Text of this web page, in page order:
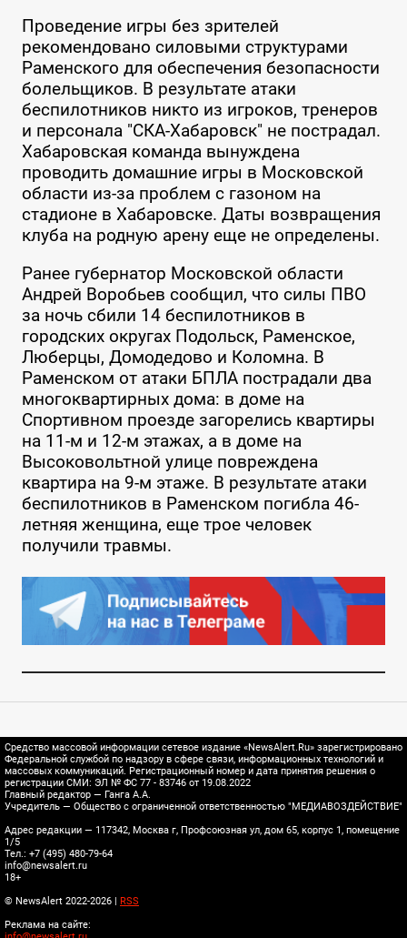
Проведение игры без зрителей
рекомендовано силовыми структурами
Раменского для обеспечения безопасности
болельщиков. В результате атаки
беспилотников никто из игроков, тренеров
и персонала "СКА-Хабаровск" не пострадал.
Хабаровская команда вынуждена
проводить домашние игры в Московской
области из-за проблем с газоном на
стадионе в Хабаровске. Даты возвращения
клуба на родную арену еще не определены.
Ранее губернатор Московской области
Андрей Воробьев сообщил, что силы ПВО
за ночь сбили 14 беспилотников в
городских округах Подольск, Раменское,
Люберцы, Домодедово и Коломна. В
Раменском от атаки БПЛА пострадали два
многоквартирных дома: в доме на
Спортивном проезде загорелись квартиры
на 11-м и 12-м этажах, а в доме на
Высоковольтной улице повреждена
квартира на 9-м этаже. В результате атаки
беспилотников в Раменском погибла 46-
летняя женщина, еще трое человек
получили травмы.
Средство массовой информации сетевое издание «NewsAlert.Ru» зарегистрировано
Федеральной службой по надзору в сфере связи, информационных технологий и
массовых коммуникаций. Регистрационный номер и дата принятия решения о
регистрации СМИ: ЭЛ № ФС 77 - 83746 от 19.08.2022
Главный редактор — Ганга А.А.
Учредитель — Общество с ограниченной ответственностью "МЕДИАВОЗДЕЙСТВИЕ"
Адрес редакции — 117342, Москва г, Профсоюзная ул, дом 65, корпус 1, помещение
1/5
Тел.: +7 (495) 480-79-64
info@newsalert.ru
18+
© NewsAlert 2022-2026 | RSS
Реклама на сайте: